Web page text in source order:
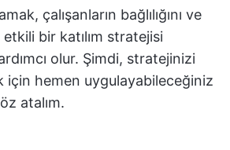
çalışanların bağlılığını ve
etkili bir katılım stratejisi
olur. Şimdi, stratejinizi
için hemen uygulayabileceğiniz
atalım.